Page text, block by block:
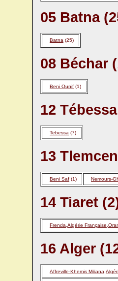
05 Batna
Batna (25)
08 Béchar
Beni Ounif (1)
12
Tebessa (7)
13
Beni Saf (1) Nemours-
14 Tiaret
Frenda,Algérie
16 Alger
Affreville-Khemis